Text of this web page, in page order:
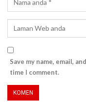
Save my name, email,
time I comment.